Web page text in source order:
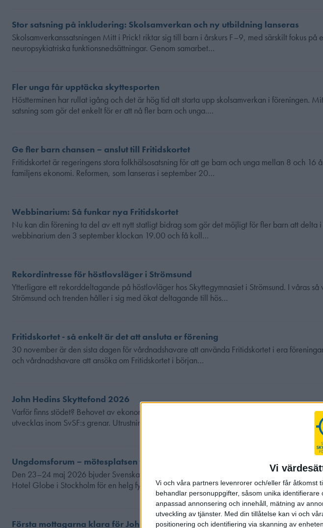
Vi
Vi och våra partners levenrorer och/eller får åtkomst
behandlar personuppgifter, såsom unika
anpassad annonsering och innehåll, mätning av
utveckling av tjänster. Med din tillåtelse kan vi och
positionering och identifiering via skanning av
Stor satsning på inkludering: Skolsamverkan och ny utbildning lanseras
Skolsamverkanssatsningen Mitt i Prick! riktar sig till barn i årskurs F–9, med särskilt fokus
neuropsykiatriska funktionsnedsättningar. Genom samarbet…
Fler unga får upptäcka skyttesporten
Höstterminen har rullat igång och det är hög tid att starta upp skolsamverkan i föreningen.
satsning som gör det enkelt för er att nå fler barn och unga.…
Ge fler barn chansen – anslut till Fritidskortet
Fritidskortet är regeringens stora folkhälsosatsning för att ge barn och unga mellan 8 och 16
familjens ekonomi. Reformen, som lanseras i september 20…
Webbinarium: Så funkar nya Fritidskortet
Nu kan din förening ta del av ett nytt statligt bidrag som gör det möjligt för fler barn att delta
webbinarium den 3 september klockan 19.00 och få koll…
Rekordintresse för höstlovsläger i Strömsund
Ytterligare ett rekorddeltagande på höstlovläger hos Skyttegymnasiet i Strömsund. I våras
Strömsund och trenden håller i sig med ökat deltagande till hös…
Fritidskortet - så enkelt är det att ansluta er förening
30 november är den sista dagen för vårdnadshavare att använda Fritidskortet i era
och vårdnadshavare att ansöka om Fritidskortet i början…
John Hedins Skyttefond 2026
Varför finns stödet? Behovet av ekonomiskt stöd har ökat, särskilt för inköp av
utvecklas inom SvSF:s grenar. Utrustningen är ofta kostsam, o…
Ungdomsforum – mötesplatsen för engagerade unga
Den 23–24 maj 2026 bjuder Svenska Skyttesportförbundet in till vårt allra första
Hotel Globe i Stockholm för en helg fylld av inspiration,…
Första mottagarna klara för John Hedins Skyttefond